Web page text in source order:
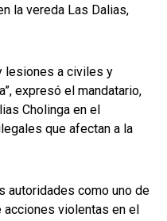
la vereda Las Dalias,
lesiones a civiles y
expresó el mandatario,
Cholinga en el
que afectan a la
autoridades como uno de
violentas en el